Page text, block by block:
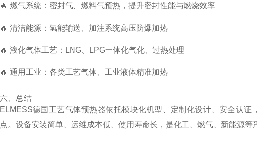
🔥 燃气系统：密封气、燃料气预热，提升密封性能与燃烧效率
🔥 清洁能源：氢能输送、加注系统高压防爆加热
🔥 液化气体工艺：LNG、LPG一体化气化、过热处理
🔥 通用工业：各类工艺气体、工业液体精准加热
六、总结
ELMESS德国工艺气体预热器依托模块化机型、定制化设计、安全认证
点。设备安装简单、运维成本低、使用寿命长，是化工、燃气、新能源等